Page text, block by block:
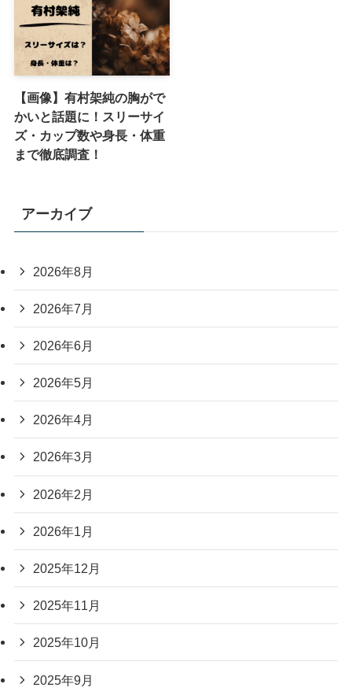
【画像】有村架純の胸がで
かいと話題に！スリーサイ
ズ・カップ数や身長・体重
まで徹底調査！
アーカイブ
2026年8月
2026年7月
2026年6月
2026年5月
2026年4月
2026年3月
2026年2月
2026年1月
2025年12月
2025年11月
2025年10月
2025年9月